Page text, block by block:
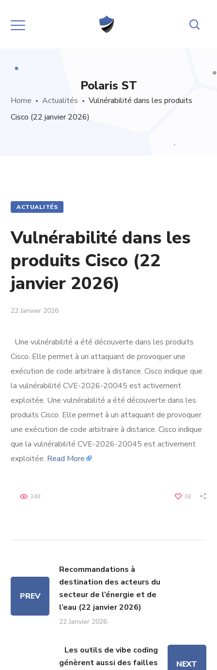
Polaris ST
Home Actualités
Vulnérabilité dans les produits
Cisco (22 janvier 2026)
ACTUALITÉS
Vulnérabilité dans les
produits Cisco (22
janvier 2026)
22 Janvier 2026
Une vulnérabilité a été découverte dans les produits
Cisco. Elle permet à un attaquant de provoquer une
exécution de code arbitraire à distance. Cisco indique que
la vulnérabilité CVE-2026-20045 est activement
exploitée. Une vulnérabilité a été découverte dans les
produits Cisco. Elle permet à un attaquant de provoquer
une exécution de code arbitraire à distance. Cisco indique
que la vulnérabilité CVE-2026-20045 est activement
exploitée. Read More
38
348
PREV
Recommandations à
destination des acteurs du
secteur de l’énergie et de
l’eau (22 janvier 2026)
22 Janvier 2026
Les outils de vibe coding
génèrent aussi des failles
NEXT